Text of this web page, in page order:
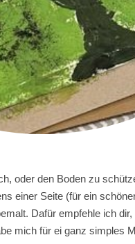
oder den Boden zu
einer Seite (für ein
Dafür empfehle ich
mich für ei ganz simples